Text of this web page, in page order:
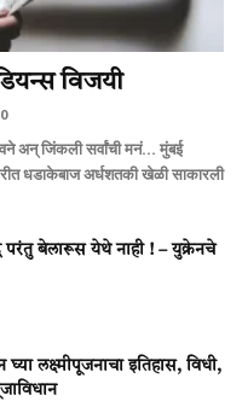
विजयी
अन् जिंकली सर्वांची मनं... मुंबई
धडाकेबाज अर्धशतकी खेळी साकारली
परंतु बेलारूस येथे नाही ! – युक्रेनचे
लक्ष्मीपूजनाचा इतिहास, विधी,